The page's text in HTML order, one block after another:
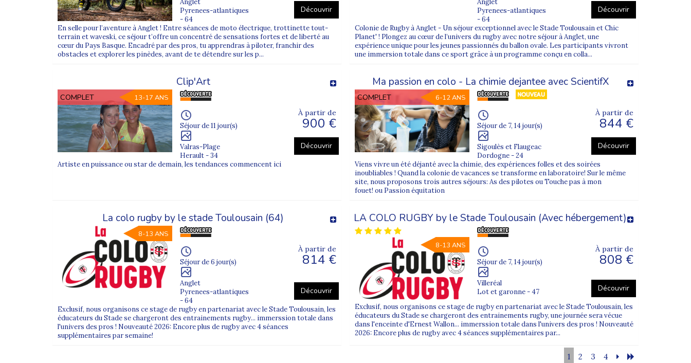
Anglet
Pyrenees-atlantiques
- 64
Découvrir
En selle pour l’aventure à Anglet ! Entre séances de moto électrique, trottinette tout-
terrain et waveski, ce séjour t’offre un concentré de sensations fortes et de liberté au
cœur du Pays Basque. Encadré par des pros, tu apprendras à piloter, franchir des
obstacles et explorer les pinèdes, avant de te détendre sur les p...
Anglet
Pyrenees-atlantiques
- 64
Découvrir
Colonie de Rugby à Anglet - Un séjour exceptionnel avec le Stade Toulousain et Chic
Planet' ! Plongez au cœur de l’univers du rugby avec notre séjour à Anglet, une
expérience unique pour les jeunes passionnés du ballon ovale. Les participants vivront
une immersion totale dans ce sport grâce à un programme conçu en colla...
Clip'Art
COMPLET 13-17 ANS
Séjour de 11 jour(s)
Valras-Plage
Herault - 34
À partir de
900 €
Découvrir
Artiste en puissance ou star de demain, les tendances commencent ici
Ma passion en colo - La chimie dejantee avec ScientifX
COMPLET 6-12 ANS
Séjour de 7, 14 jour(s)
Sigoulès et Flaugeac
Dordogne - 24
À partir de
844 €
Découvrir
Viens vivre un été déjanté avec la chimie, des expériences folles et des soirées
inoubliables ! Quand la colonie de vacances se transforme en laboratoire! Sur le même
site, nous proposons trois autres séjours: As des pilotes ou Touche pas à mon
fouet! ou Passion équitation
La colo rugby by le stade Toulousain (64)
8-13 ANS
Séjour de 6 jour(s)
Anglet
Pyrenees-atlantiques
- 64
À partir de
814 €
Découvrir
Exclusif, nous organisons ce stage de rugby en partenariat avec le Stade Toulousain, les
éducateurs du Stade se chargeront des entrainements rugby... immerssion totale dans
l'univers des pros ! Nouveauté 2026: Encore plus de rugby avec 4 séances
supplémentaires par semaine!
LA COLO RUGBY by le Stade Toulousain (Avec hébergement)
8-13 ANS
Séjour de 7, 14 jour(s)
Villeréal
Lot et garonne - 47
À partir de
808 €
Découvrir
Exclusif, nous organisons ce stage de rugby en partenariat avec le Stade Toulousain, les
éducateurs du Stade se chargeront des entrainements rugby, une journée sera vécue
dans l'enceinte d'Ernest Wallon... immerssion totale dans l'univers des pros ! Nouveauté
2026: Encore plus de rugby avec 4 séances supplémentaires par...
1 2 3 4